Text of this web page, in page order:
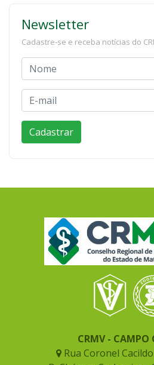
Newsletter
Cadastre-se e receba notícias do
CRMV - CAMPO
Rua Coronel